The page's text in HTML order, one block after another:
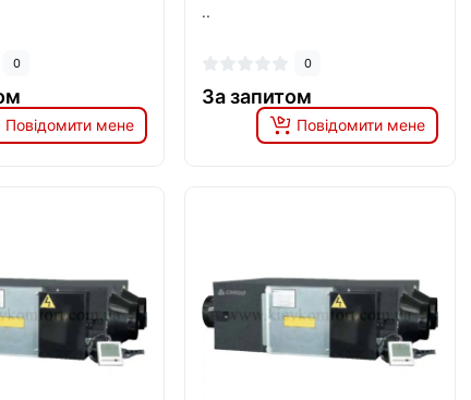
0
Повідомити мене
..
0
За запитом
Повідомити мене